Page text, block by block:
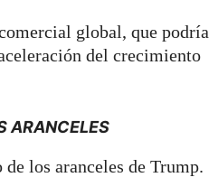
global, que podría
del crecimiento
ARANCELES
los aranceles de Trump.